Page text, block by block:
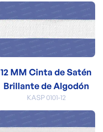
12 MM Cinta de Satén
Brillante de Algodón
KASP 0101-12